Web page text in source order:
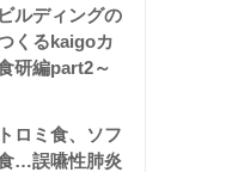
ルディングの
くるkaigoカ
研編part2～
ロミ食、ソフ
…誤嚥性肺炎